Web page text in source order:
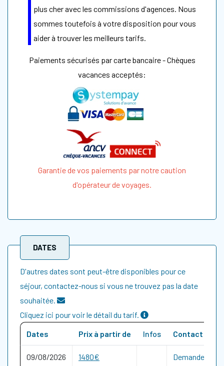
plus cher avec les commissions d'agences. Nous
sommes toutefois à votre disposition pour vous
aider à trouver les meilleurs tarifs.
Paiements sécurisés par carte bancaire - Chèques
vacances acceptés:
Garantie de vos paiements par notre caution
d'opérateur de voyages.
DATES
D'autres dates sont peut-être disponibles pour ce
séjour, contactez-nous si vous ne trouvez pas la date
souhaitée.
Cliquez ici pour voir le détail du tarif.
Dates
Prix à partir de Infos Contact
09/08/2026
1480€
Demande